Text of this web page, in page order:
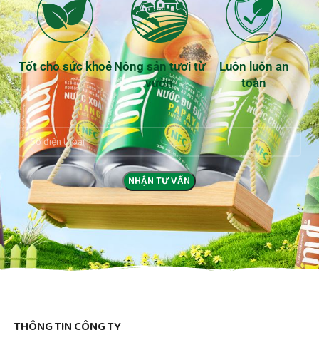
Tốt cho sức khoẻ Nông sản tươi từ
vườn
Luôn luôn an
toàn
THÔNG TIN CÔNG TY